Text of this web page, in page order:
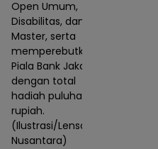
Open Umum,
Disabilitas, dan
Master, serta
memperebutkan
Piala Bank Jakarta
dengan total
hadiah puluhan juta
rupiah.
(Ilustrasi/Lensa
Nusantara)